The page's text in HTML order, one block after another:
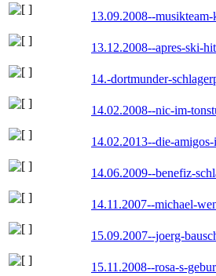
13.09.2008--
13.12.2008--apres-ski-
14.-dortmunder-
14.02.2008--nic-im-
14.02.2013--die-
14.06.2009--benefiz-
14.11.2007--michael-
15.09.2007--joerg-
15.11.2008--rosa-s-